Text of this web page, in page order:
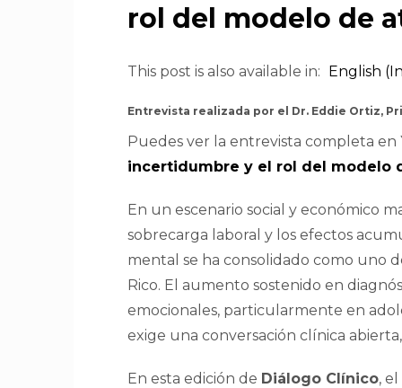
rol del modelo de
This post is also available in: English (
Entrevista realizada por el Dr. Eddie Ortiz,
Puedes ver la entrevista completa
incertidumbre y el rol del modelo
En un escenario social y económico
sobrecarga laboral y los efectos
mental se ha consolidado como uno
Rico. El aumento sostenido en
emocionales, particularmente en
exige una conversación clínica
En esta edición de Diálogo Clínico,